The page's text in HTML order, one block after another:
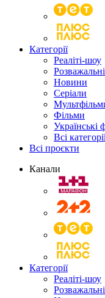
Категорії
Реаліті-шоу
Новини
Серіали
Фільми
Українські
Всі
Всі проєкти
Канали
Категорії
Реаліті-шоу